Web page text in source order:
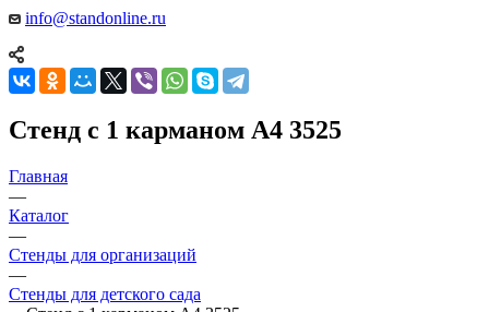
info@standonline.ru
Стенд с 1 карманом А4 3525
Главная
—
Каталог
—
Стенды для организаций
—
Стенды для детского сада